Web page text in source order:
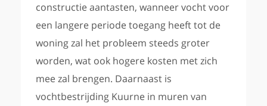
constructie aantasten, wanneer vocht voor
een langere periode toegang heeft tot de
woning zal het probleem steeds groter
worden, wat ook hogere kosten met zich
mee zal brengen. Daarnaast is
vochtbestrijding Kuurne in muren van